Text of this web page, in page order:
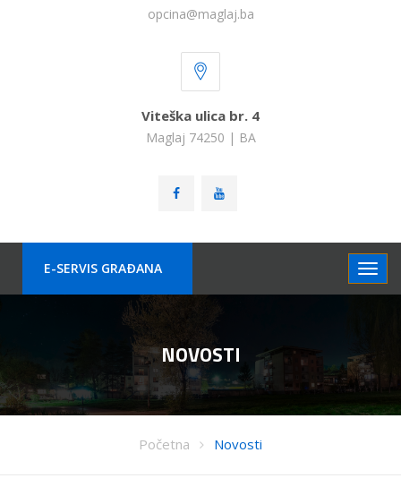
opcina@maglaj.ba
Viteška ulica br. 4
Maglaj 74250 | BA
E-SERVIS GRAÐANA
NOVOSTI
Početna Novosti